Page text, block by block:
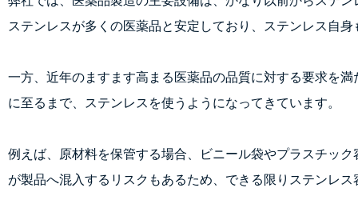
ステンレスが多くの医薬品と安定しており、ステンレス自
一方、近年のますます高まる医薬品の品質に対する要求を
に至るまで、ステンレスを使うようになってきています。
例えば、原材料を保管する場合、ビニール袋やプラスチッ
が製品へ混入するリスクもあるため、できる限りステンレ